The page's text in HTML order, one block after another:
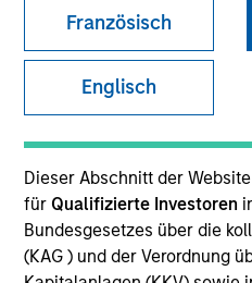
Französisch
Englisch
Dieser Abschnitt der
für Qualifizierte Investoren
Bundesgesetzes über die
(KAG ) und der Verordnung
SECTOR
United States